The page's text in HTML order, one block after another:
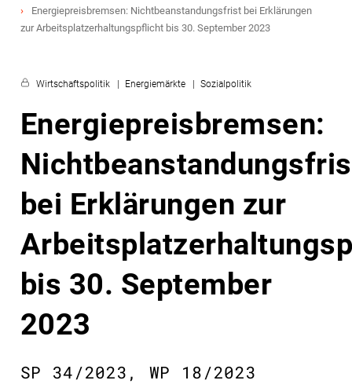
Energiepreisbremsen: Nichtbeanstandungsfrist bei Erklärungen
zur Arbeitsplatzerhaltungspflicht bis 30. September 2023
Wirtschaftspolitik Energiemärkte Sozialpolitik
Energiepreisbremsen:
bei Erklärungen zur
bis 30. September
2023
SP 34/2023, WP 18/2023